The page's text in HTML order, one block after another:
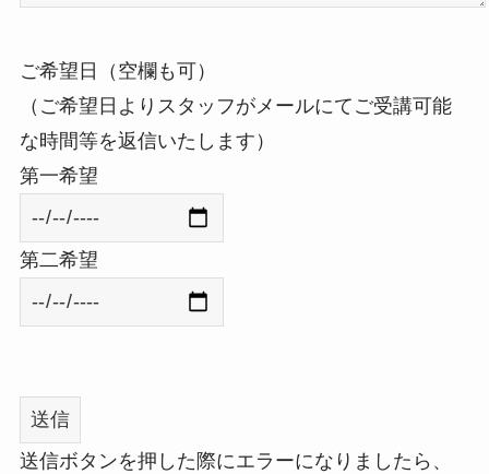
ご希望日（空欄も可）
（ご希望日よりスタッフがメールにてご受講可能
な時間等を返信いたします）
第一希望
第二希望
送信ボタンを押した際にエラーになりましたら、